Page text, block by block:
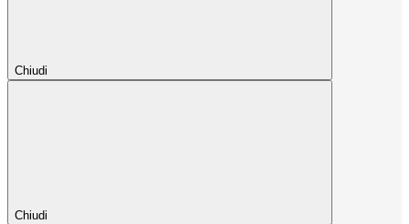
Chiudi
Chiudi